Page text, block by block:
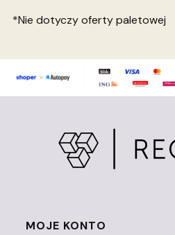
*Nie dotyczy oferty paletowej
Linki w stopce
MOJE KONTO